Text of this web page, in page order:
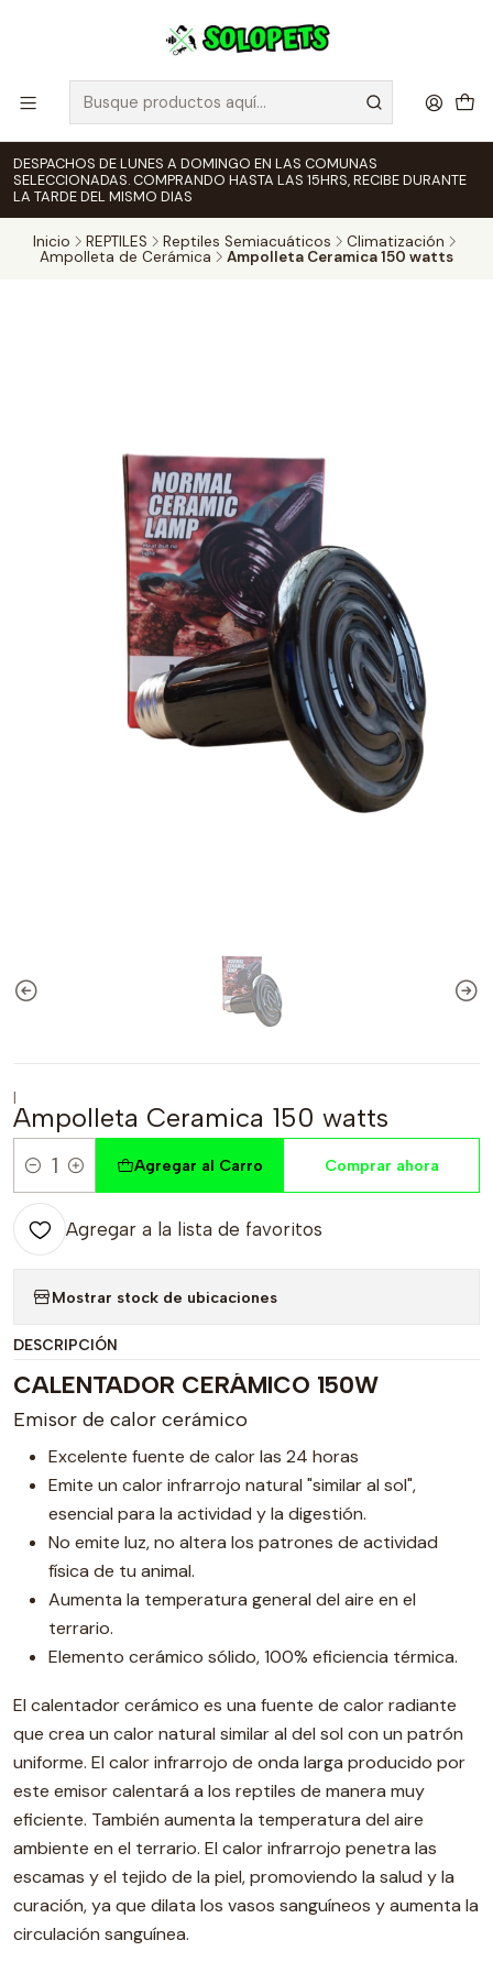
DESPACHOS DE LUNES A DOMINGO EN LAS COMUNAS
SELECCIONADAS. COMPRANDO HASTA LAS 15HRS, RECIBE DURANTE
LA TARDE DEL MISMO DIAS
Inicio REPTILES Reptiles Semiacuáticos
Climatización
Ampolleta de Cerámica
Ampolleta Ceramica 150 watts
|
Ampolleta Ceramica 150 watts
Cantidad
Agregar al Carro Comprar ahora
Agregar a la lista de favoritos
Mostrar stock de ubicaciones
DESCRIPCIÓN
CALENTADOR CERÁMICO 150W
Emisor de calor cerámico
Excelente fuente de calor las 24 horas
Emite un calor infrarrojo natural "similar al sol",
esencial para la actividad y la digestión.
No emite luz, no altera los patrones de actividad
física de tu animal.
Aumenta la temperatura general del aire en el
terrario.
Elemento cerámico sólido, 100% eficiencia térmica.
El calentador cerámico es una fuente de calor radiante
que crea un calor natural similar al del sol con un patrón
uniforme. El calor infrarrojo de onda larga producido por
este emisor calentará a los reptiles de manera muy
eficiente. También aumenta la temperatura del aire
ambiente en el terrario. El calor infrarrojo penetra las
escamas y el tejido de la piel, promoviendo la salud y la
curación, ya que dilata los vasos sanguíneos y aumenta la
circulación sanguínea.